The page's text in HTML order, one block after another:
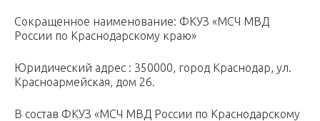
Сокращенное наименование: ФКУЗ «МСЧ МВД
России по Краснодарскому краю»
Юридический адрес : 350000, город Краснодар, ул.
Красноармейская, дом 26.
В состав ФКУЗ «МСЧ МВД России по Краснодарскому